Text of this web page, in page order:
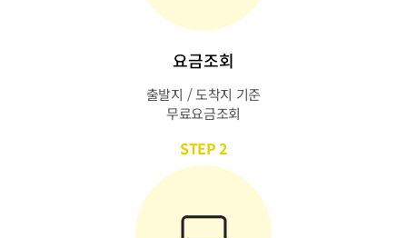
요금조회
출발지 / 도착지 기준
무료요금조회
STEP 2